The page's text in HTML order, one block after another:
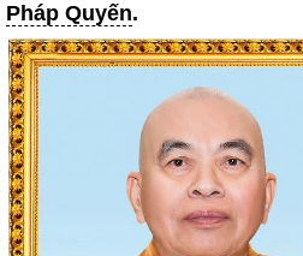
Pháp Quyến.